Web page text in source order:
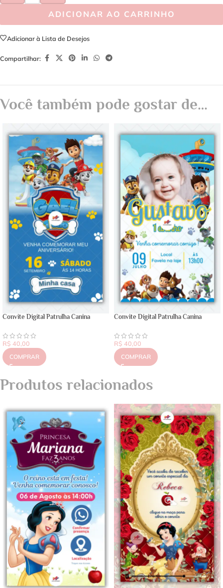
ADICIONAR AO CARRINHO
Adicionar à Lista de Desejos
Compartilhar:
Você também pode gostar de…
Convite Digital Patrulha Canina
R$ 40,00
COMPRAR
Convite Digital Patrulha Canina
R$ 40,00
COMPRAR
Produtos relacionados